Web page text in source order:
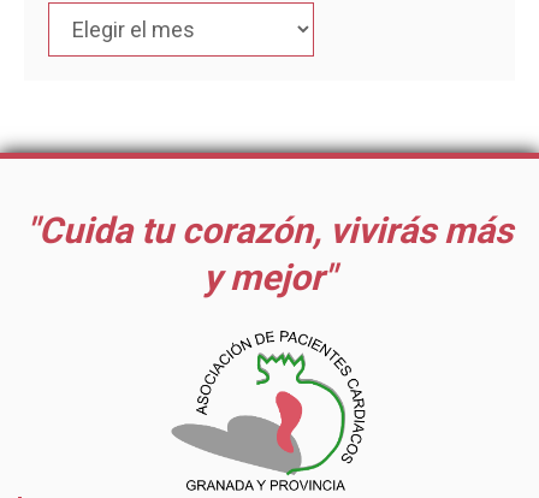
"Cuida tu corazón, vivirás más
y mejor"